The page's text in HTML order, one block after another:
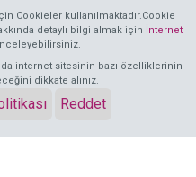
Cookieler kullanılmaktadır.Cookie
detaylı bilgi almak için İnternet
inceleyebilirsiniz.
internet sitesinin bazı özelliklerinin
dikkate alınız.
Reddet